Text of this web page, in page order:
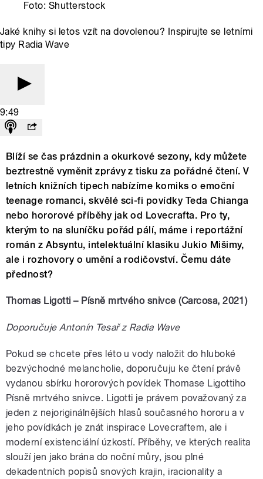
Foto: Shutterstock
Jaké knihy si letos vzít na dovolenou? Inspirujte se letními
tipy Radia Wave
9:49
Blíží se čas prázdnin a okurkové sezony, kdy můžete
beztrestně vyměnit zprávy z tisku za pořádné čtení. V
letních knižních tipech nabízíme komiks o emoční
teenage romanci, skvělé sci-fi povídky Teda Chianga
nebo hororové příběhy jak od Lovecrafta. Pro ty,
kterým to na sluníčku pořád pálí, máme i reportážní
román z Absyntu, intelektuální klasiku Jukio Mišimy,
ale i rozhovory o umění a rodičovství. Čemu dáte
přednost?
Thomas Ligotti – Písně mrtvého snivce (Carcosa, 2021)
Doporučuje Antonín Tesař z Radia Wave
Pokud se chcete přes léto u vody naložit do hluboké
bezvýchodné melancholie, doporučuju ke čtení právě
vydanou sbírku hororových povídek Thomase Ligottiho
Písně mrtvého snivce. Ligotti je právem považovaný za
jeden z nejoriginálnějších hlasů současného hororu a v
jeho povídkách je znát inspirace Lovecraftem, ale i
moderní existenciální úzkostí. Příběhy, ve kterých realita
slouží jen jako brána do noční můry, jsou plné
dekadentních popisů snových krajin, iracionality a